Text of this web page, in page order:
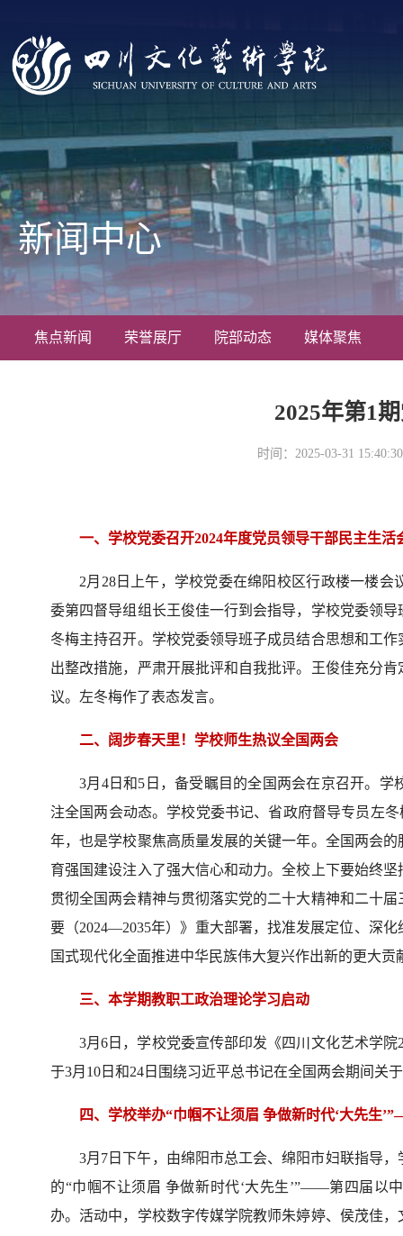
焦点新闻 荣誉展厅 院部动态 媒体聚焦
新闻中心
2025年第1
时间：2025-03-31
一、学校党委召开2024年度党员领导干部民主生活
2月28日上午，学校党委在绵阳校区行政楼一楼
委第四督导组组长王俊佳一行到会指导，学校党委领
冬梅主持召开。学校党委领导班子成员结合思想和工
出整改措施，严肃开展批评和自我批评。王俊佳充分
议。左冬梅作了表态发言。
二、阔步春天里！学校师生热议全国两会
3月4日和5日，备受瞩目的全国两会在京召开。
注全国两会动态。学校党委书记、省政府督导专员左
年，也是学校聚焦高质量发展的关键一年。全国两会
育强国建设注入了强大信心和动力。全校上下要始终
贯彻全国两会精神与贯彻落实党的二十大精神和二十
要（2024—2035年）》重大部署，找准发展定位、深
国式现代化全面推进中华民族伟大复兴作出新的更大贡
三、本学期教职工政治理论学习启动
3月6日，学校党委宣传部印发《四川文化艺术学
于3月10日和24日围绕习近平总书记在全国两会期间关
四、学校举办“巾帼不让须眉 争做新时代‘大先生
3月7日下午，由绵阳市总工会、绵阳市妇联指导
的“巾帼不让须眉 争做新时代‘大先生’”——第四届以
办。活动中，学校数字传媒学院教师朱婷婷、侯茂佳